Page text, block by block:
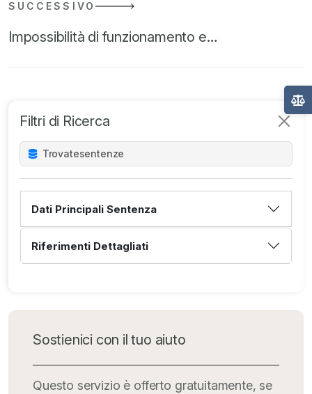
SUCCESSIVO
Impossibilità di funzionamento e…
Filtri di Ricerca
Trovatesentenze
Dati Principali Sentenza
Riferimenti Dettagliati
Sostienici con il tuo aiuto
Questo servizio è offerto gratuitamente, se